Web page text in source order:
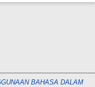
BAHASA DALAM